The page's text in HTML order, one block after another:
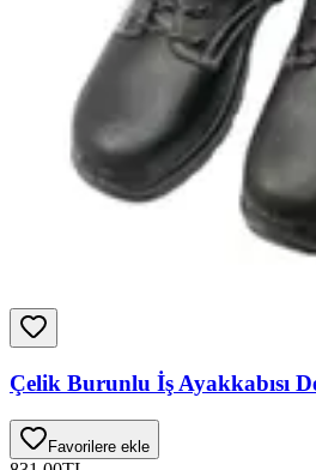
Çelik Burunlu İş Ayakkabısı
Favorilere ekle